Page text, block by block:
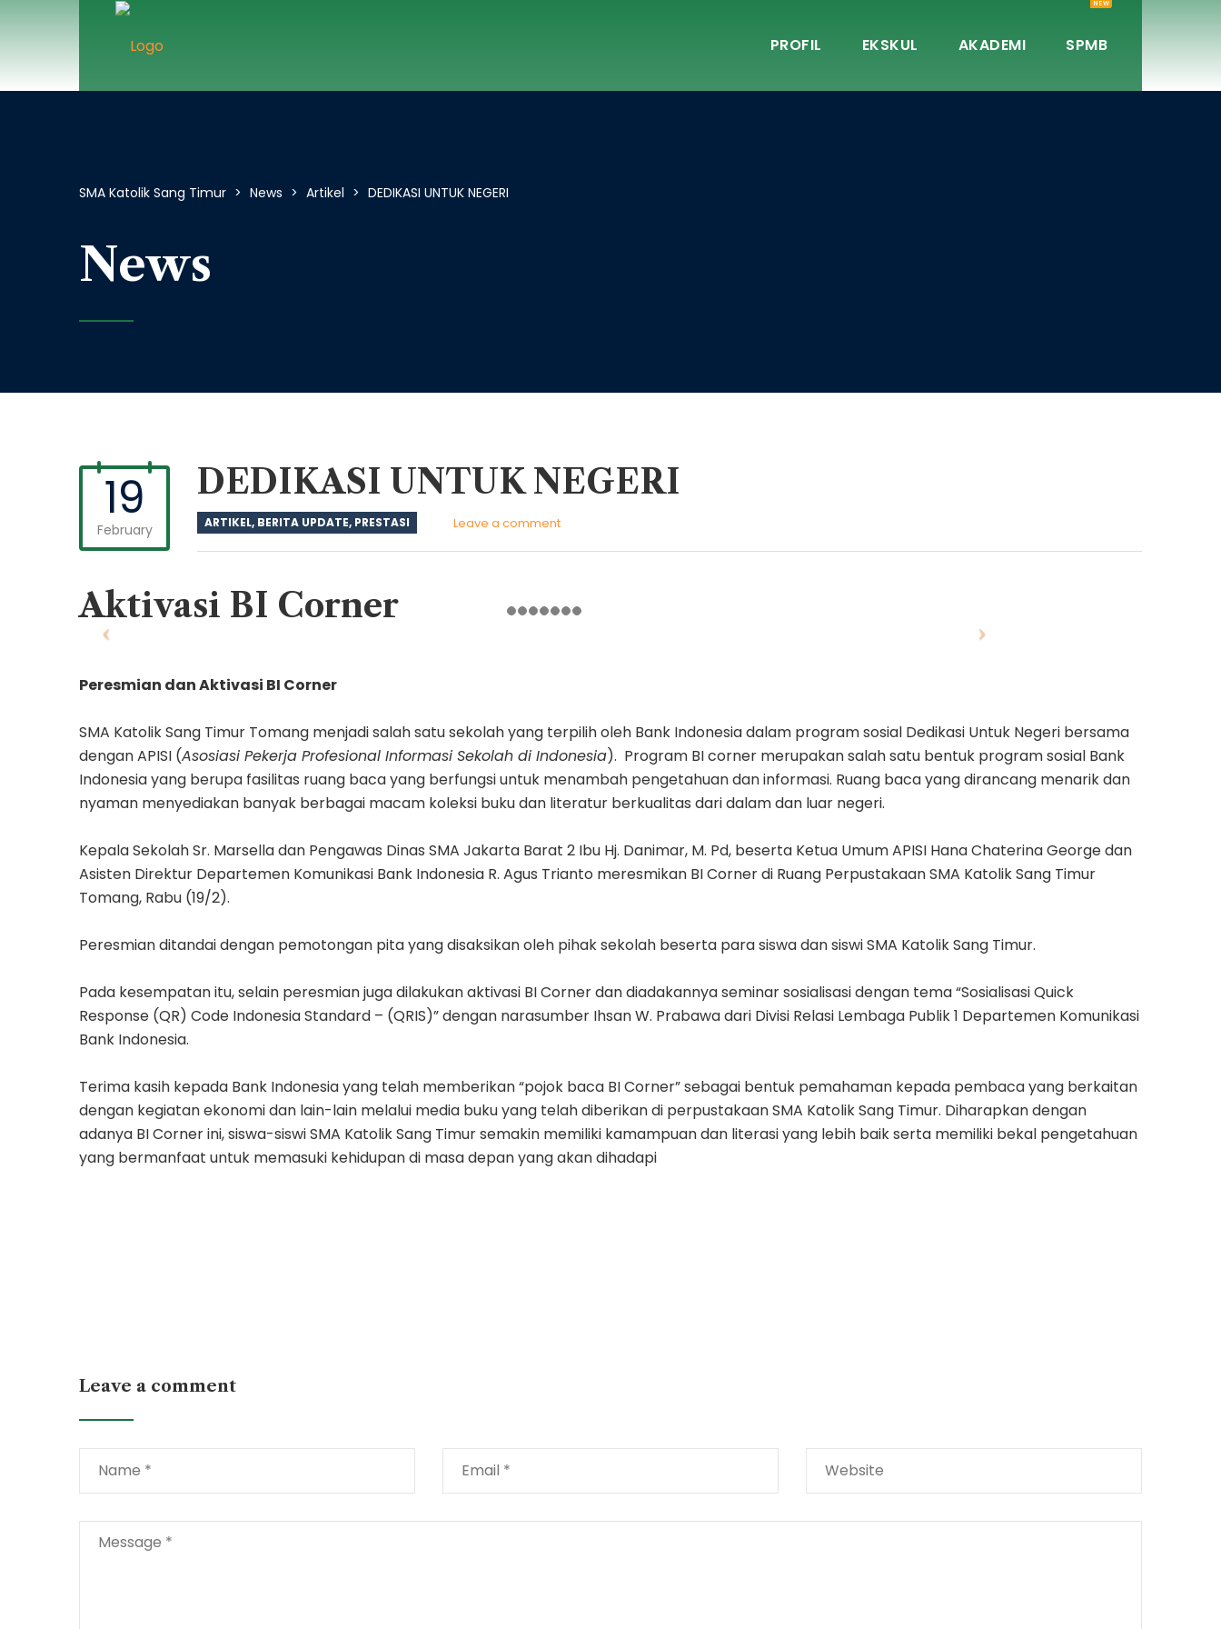
PROFIL EKSKUL AKADEMI SPMB
NEW
SMA Katolik Sang Timur > News > Artikel > DEDIKASI UNTUK NEGERI
News
19
February
DEDIKASI UNTUK NEGERI
ARTIKEL, BERITA UPDATE, PRESTASI Leave a comment
Aktivasi BI Corner
Peresmian dan Aktivasi BI Corner
SMA Katolik Sang Timur Tomang menjadi salah satu sekolah yang terpilih oleh Bank Indonesia dalam program sosial Dedikasi Untuk Negeri bersama
dengan APISI (Asosiasi Pekerja Profesional Informasi Sekolah di Indonesia). Program BI corner merupakan salah satu bentuk program sosial Bank
Indonesia yang berupa fasilitas ruang baca yang berfungsi untuk menambah pengetahuan dan informasi. Ruang baca yang dirancang menarik dan
nyaman menyediakan banyak berbagai macam koleksi buku dan literatur berkualitas dari dalam dan luar negeri.
Kepala Sekolah Sr. Marsella dan Pengawas Dinas SMA Jakarta Barat 2 Ibu Hj. Danimar, M. Pd, beserta Ketua Umum APISI Hana Chaterina George dan
Asisten Direktur Departemen Komunikasi Bank Indonesia R. Agus Trianto meresmikan BI Corner di Ruang Perpustakaan SMA Katolik Sang Timur
Tomang, Rabu (19/2).
Peresmian ditandai dengan pemotongan pita yang disaksikan oleh pihak sekolah beserta para siswa dan siswi SMA Katolik Sang Timur.
Pada kesempatan itu, selain peresmian juga dilakukan aktivasi BI Corner dan diadakannya seminar sosialisasi dengan tema “Sosialisasi Quick
Response (QR) Code Indonesia Standard – (QRIS)” dengan narasumber Ihsan W. Prabawa dari Divisi Relasi Lembaga Publik 1 Departemen Komunikasi
Bank Indonesia.
Terima kasih kepada Bank Indonesia yang telah memberikan “pojok baca BI Corner” sebagai bentuk pemahaman kepada pembaca yang berkaitan
dengan kegiatan ekonomi dan lain-lain melalui media buku yang telah diberikan di perpustakaan SMA Katolik Sang Timur. Diharapkan dengan
adanya BI Corner ini, siswa-siswi SMA Katolik Sang Timur semakin memiliki kamampuan dan literasi yang lebih baik serta memiliki bekal pengetahuan
yang bermanfaat untuk memasuki kehidupan di masa depan yang akan dihadapi
Leave a comment